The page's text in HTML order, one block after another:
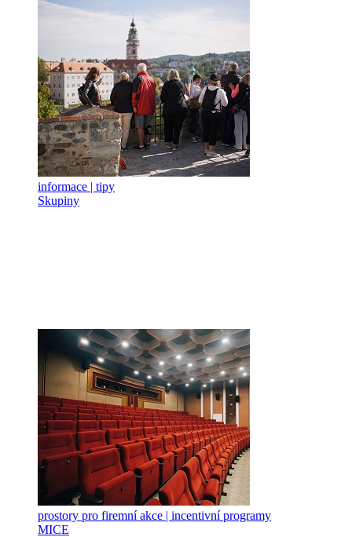
informace | tipy
Skupiny
prostory pro firemní akce | incentivní programy
MICE